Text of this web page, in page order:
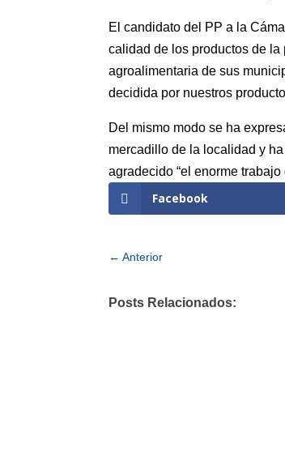
El candidato del PP a la
calidad de los productos de
agroalimentaria de sus
decidida por nuestros
Del mismo modo se ha
mercadillo de la localidad y
agradecido “el enorme
Facebook
←Anterior
Posts Relacionados: